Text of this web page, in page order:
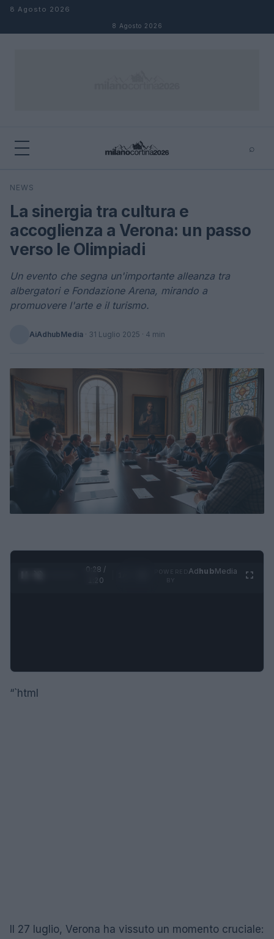
Salta al contenuto
8 Agosto 2026
8 Agosto 2026
⌕
Cerca
NEWS
La sinergia tra cultura e
accoglienza a Verona: un passo
verso le Olimpiadi
Un evento che segna un'importante alleanza tra
albergatori e Fondazione Arena, mirando a
promuovere l'arte e il turismo.
AiAdhubMedia · 31 Luglio 2025 · 4 min
0:29 /
1:20
AdhubMedia
“`html
Il 27 luglio, Verona ha vissuto un momento cruciale: